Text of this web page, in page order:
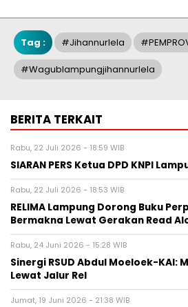
Tag : #jihannurlela
#wagublampungjihannurlela
BERITA TERKAIT
Rabu, 22 Juli 2026 - 18:59 WIB
SIARAN PERS Ketua DPD KNPI
Rabu, 22 Juli 2026 - 18:53 WIB
RELIMA Lampung Dorong Buku
Bermakna Lewat Gerakan Read
Rabu, 24 Juni 2026 - 15:28 WIB
Sinergi RSUD Abdul Moeloek-KAI:
Lewat Jalur Rel
Jumat, 19 Juni 2026 - 21:38 WIB